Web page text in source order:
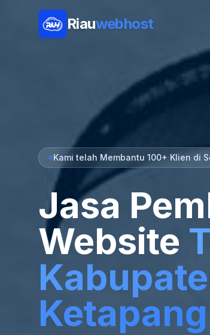
Riauwebhost
Kami telah Membantu 100+ Klien di
Jasa
Website
Ketapang